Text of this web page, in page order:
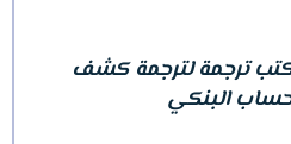
ترجمة لترجمة كشف
البنكي